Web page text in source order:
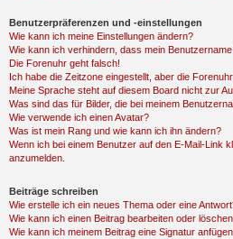
Benutzerpräferenzen und -einstellungen
Wie kann ich meine Einstellungen ändern?
Wie kann ich verhindern, dass mein
Die Forenuhr geht falsch!
Ich habe die Zeitzone eingestellt, aber die
Meine Sprache steht auf diesem Board nicht zur
Was sind das für Bilder, die bei meinem
Wie verwende ich einen Avatar?
Was ist mein Rang und wie kann ich ihn ändern?
Wenn ich bei einem Benutzer auf den E-Mail-Link
anzumelden.
Beiträge schreiben
Wie erstelle ich ein neues Thema oder eine
Wie kann ich einen Beitrag bearbeiten oder
Wie kann ich meinem Beitrag eine Signatur